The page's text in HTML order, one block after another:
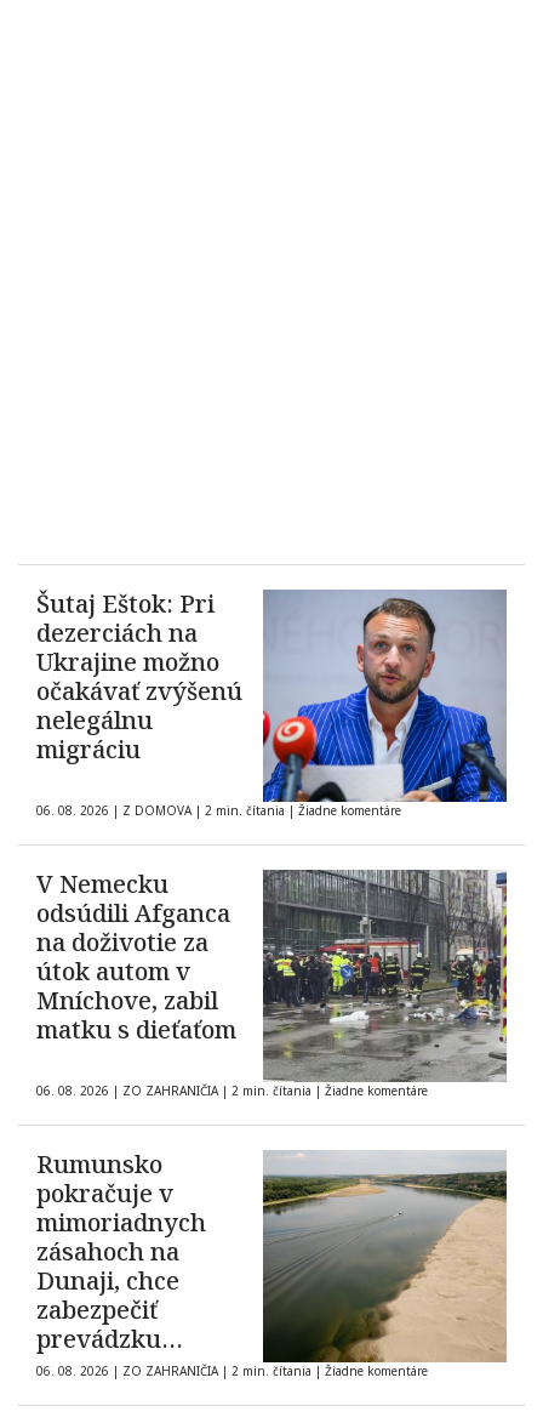
Šutaj Eštok: Pri
dezerciách na
Ukrajine možno
očakávať zvýšenú
nelegálnu
migráciu
06. 08. 2026 | Z DOMOVA | 2 min. čítania | Žiadne komentáre
V Nemecku
odsúdili Afganca
na doživotie za
útok autom v
Mníchove, zabil
matku s dieťaťom
06. 08. 2026 | ZO ZAHRANIČIA | 2 min. čítania | Žiadne komentáre
Rumunsko
pokračuje v
mimoriadnych
zásahoch na
Dunaji, chce
zabezpečiť
prevádzku
elektrárne
Cernavodă
06. 08. 2026 | ZO ZAHRANIČIA | 2 min. čítania | Žiadne komentáre